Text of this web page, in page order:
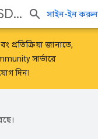
Interactive Media Ads SDKs সাইন-ইন করুন
জানাতে,
সার্ভারে
দিন৷